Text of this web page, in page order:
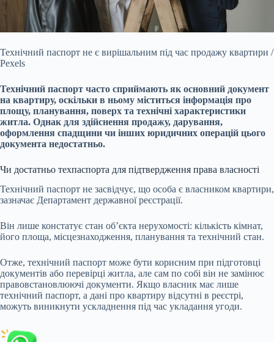
Технічний паспорт не є вирішальним під час продажу квартири /
Pexels
Технічний паспорт часто сприймають як основний документ
на квартиру, оскільки в ньому міститься інформація про
площу, планування, поверх та технічні характеристики
житла. Однак для здійснення продажу, дарування,
оформлення спадщини чи інших юридичних операцій цього
документа недостатньо.
Чи достатньо техпаспорта для підтвердження права власності
Технічний паспорт не засвідчує, що особа є власником квартири,
зазначає Департамент державної реєстрації.
Він лише констатує стан об’єкта нерухомості: кількість кімнат,
його площа, місцезнаходження, планування та технічний стан.
Отже, технічний паспорт може бути корисним при підготовці
документів або перевірці житла, але сам по собі він не замінює
правовстановлюючі документи. Якщо власник має лише
технічний паспорт, а дані про квартиру відсутні в реєстрі,
можуть виникнути ускладнення під час укладання угоди.